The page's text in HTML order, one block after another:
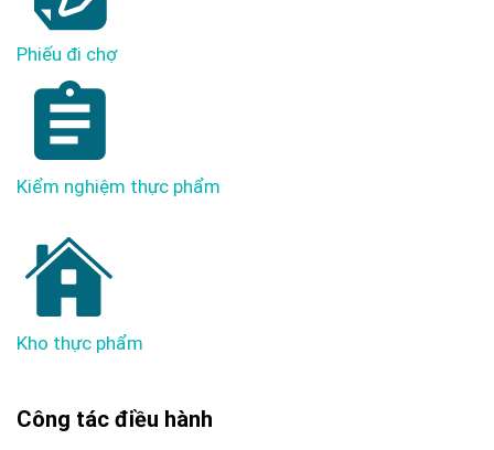
Phiếu đi chợ
Kiểm nghiệm thực phẩm
Kho thực phẩm
Công tác điều hành